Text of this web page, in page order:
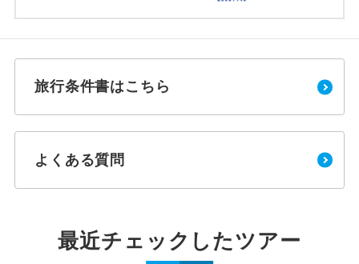
旅行条件書はこちら
よくある質問
最近チェックしたツアー